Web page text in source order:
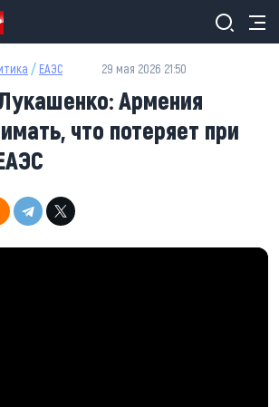
/ ЕАЭС 29 мая 2026 21:50
Армения
что потеряет при